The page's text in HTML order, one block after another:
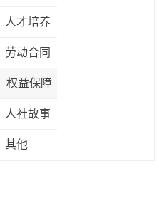
人才培养
劳动合同
权益保障
人社故事
其他